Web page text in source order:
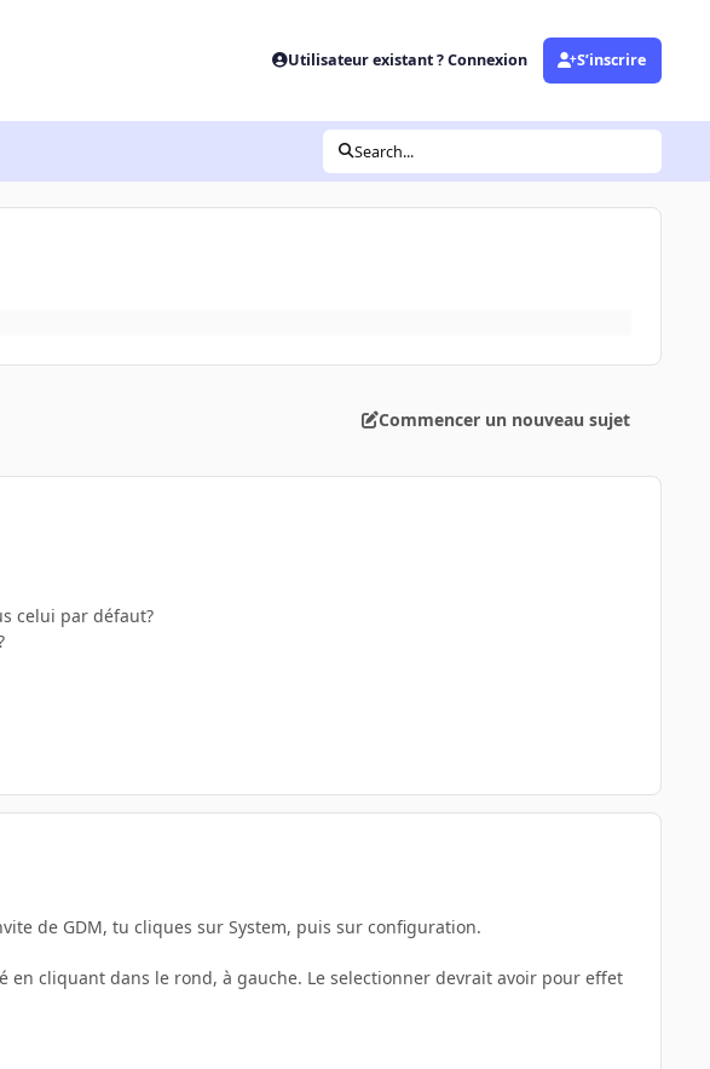
Utilisateur existant ? Connexion S’inscrire
Search...
Commencer un nouveau sujet
celui par défaut?
de GDM, tu cliques sur System, puis sur configuration.
cliquant dans le rond, à gauche. Le selectionner devrait avoir pour effet